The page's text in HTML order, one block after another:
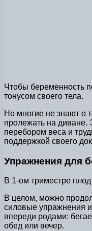
Чтобы беременность
тонусом своего тела.
Но многие не знают о
пролежать на диване.
перебором веса и
поддержкой своего
Упражнения для
В 1-ом триместре
В целом, можно
силовые упражнения
впереди родами:
обед или вечер.